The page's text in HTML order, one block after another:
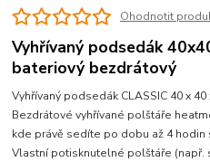
Ohodnotit
Vyhřívaný podsedák
bateriový bezdrátový
Vyhřívaný podsedák CLASSIC 40 x
Bezdrátové vyhřívané polštáře
kde právě sedíte po dobu až 4
Vlastní potisknutelné polštáře